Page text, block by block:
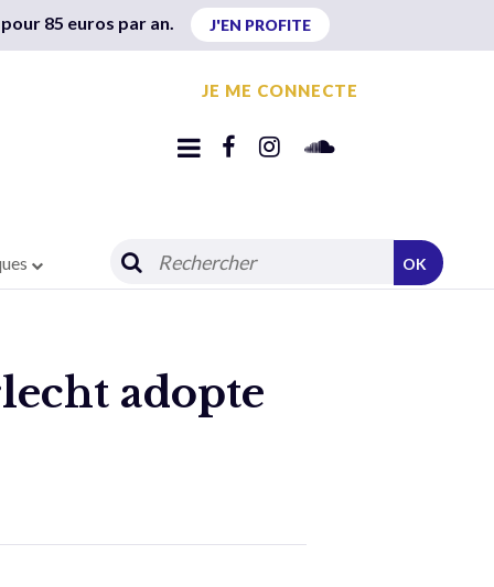
85 euros par an. J'EN PROFITE
JE ME CONNECTE
OK
adopte